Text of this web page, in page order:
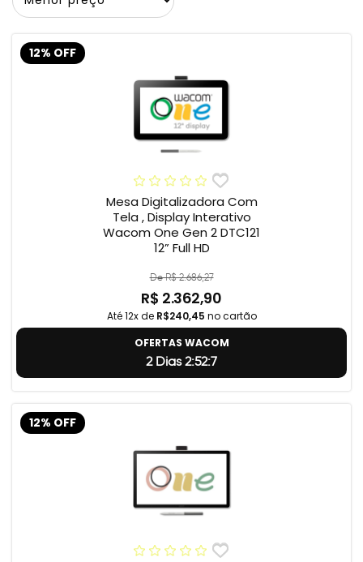
12% OFF
Mesa Digitalizadora Com
Tela , Display Interativo
Wacom One Gen 2 DTC121
12” Full HD
De R$ 2.686,27
R$ 2.362,90
Até 12x de R$240,45 no cartão
OFERTAS WACOM
2 Dias 2:52:6
12% OFF